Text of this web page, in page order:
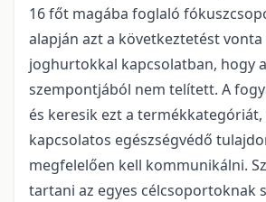
16 főt magába foglaló
alapján azt a következtetést
joghurtokkal kapcsolatban, hogy
szempontjából nem telített. A
és keresik ezt a
kapcsolatos egészségvédő
megfelelően kell kommunikálni.
tartani az egyes célcsoportoknak